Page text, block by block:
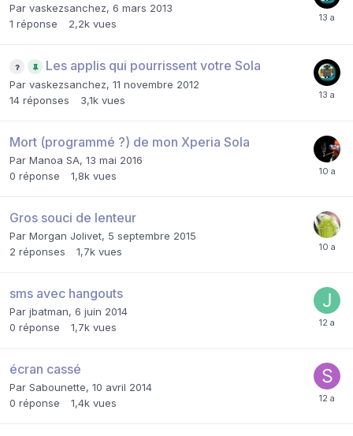
Par vaskezsanchez, 6 mars 2013
1 réponse 2,2k vues
Les applis qui pourrissent votre Sola
Par vaskezsanchez, 11 novembre 2012
14 réponses 3,1k vues
Mort (programmé ?) de mon Xperia Sola
Par Manoa SA, 13 mai 2016
0 réponse 1,8k vues
Gros souci de lenteur
Par Morgan Jolivet, 5 septembre 2015
2 réponses 1,7k vues
sms avec hangouts
Par jbatman, 6 juin 2014
0 réponse 1,7k vues
écran cassé
Par Sabounette, 10 avril 2014
0 réponse 1,4k vues